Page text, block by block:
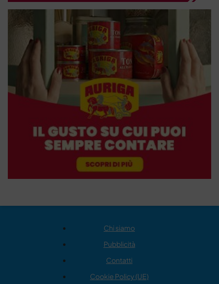
Chi siamo
Pubblicità
Contatti
Cookie Policy (UE)